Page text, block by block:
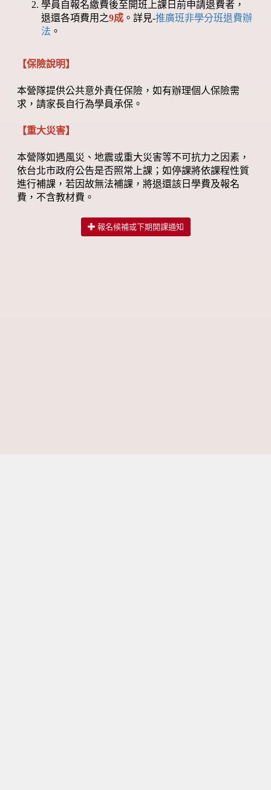
學員自報名繳費後至開班上課日前申請退費者，
退還各項費用之9成 。詳見-推廣班非學分班退費辦
法 。
【保險說明】
本營隊提供公共意外責任保險，如有辦理個人保險需
求，請家長自行為學員承保。
【重大災害】
本營隊如遇風災、地震或重大災害等不可抗力之因素，
依台北市政府公告是否照常上課；如停課將依課程性質
進行補課，若因故無法補課，將退還該日學費及報名
費，不含教材費。
報名候補或下期開課通知